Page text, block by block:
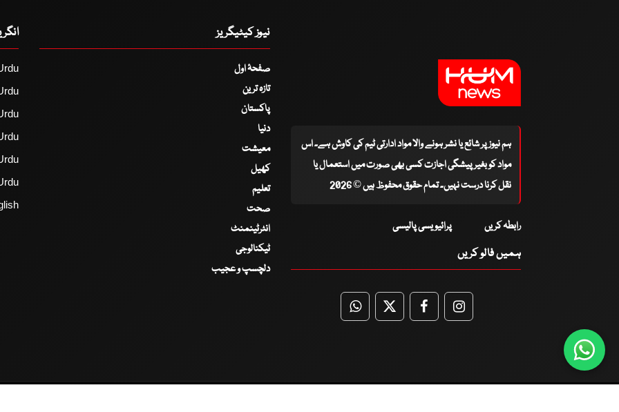
ہم نیوز پر شائع یا نشر ہونے والا مواد ادارتی ٹیم کی کاوش ہے۔ اس
مواد کو بغیر پیشگی اجازت کسی بھی صورت میں استعمال یا
نقل کرنا درست نہیں۔ تمام حقوق محفوظ ہیں © 2026
رابطہ کریں پرائیویسی پالیسی
ہمیں فالو کریں
WhatsApp
TwitterFacebookFacebook
نیوز کیٹیگریز
صفحۂ اول
تازہ ترین
پاکستان
دنیا
معیشت
کھیل
تعلیم
صحت
انٹرٹینمنٹ
ٹیکنالوجی
دلچسپ و عجیب